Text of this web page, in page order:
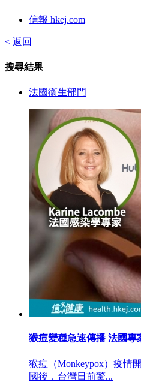
信報 hkej.com
< 返回
搜尋結果
法國衞生部門
猴痘變種急速傳播 法國專
猴痘（Monkeypox）疫情
國後，台灣日前驚...